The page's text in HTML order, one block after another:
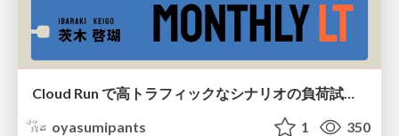
Cloud Run で高トラフィックなシナリオの負荷試験をする際の参考書
oyasumipants
1 350